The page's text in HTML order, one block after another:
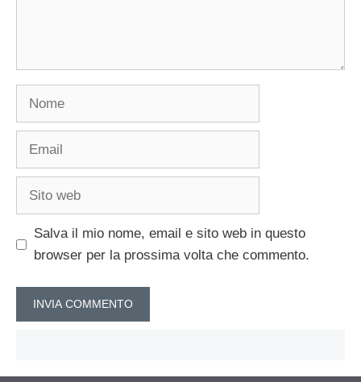
Nome
Email
Sito
Salva il mio nome, email e sito web in questo
browser per la prossima volta che commento.